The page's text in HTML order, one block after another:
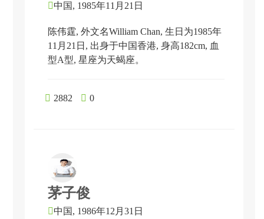
中国, 1985年11月21日
陈伟霆, 外文名William Chan, 生日为1985年
11月21日, 出身于中国香港, 身高182cm, 血
型A型, 星座为天蝎座。
 2882  0
茅子俊
中国, 1986年12月31日